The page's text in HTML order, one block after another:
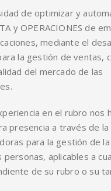
de optimizar y
y OPERACIONES de
mediante el
la gestión de ventas,
del mercado de las
en el rubro nos
presencia a través de la
para la gestión de
aplicables a
de su rubro o su